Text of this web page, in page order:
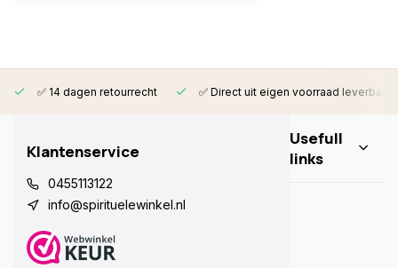
✅ 14 dagen retourrecht ✅ Direct uit eigen voorraad leverbaar
Klantenservice
0455113122
info@spirituelewinkel.nl
Usefull
links